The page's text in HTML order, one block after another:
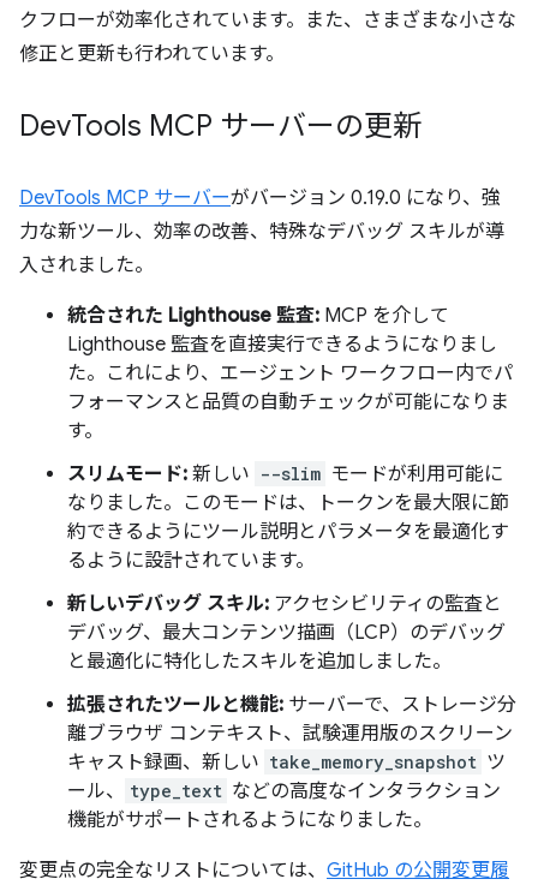
クフローが効率化されています。また、さまざまな小さな
修正と更新も行われています。
DevTools MCP サーバーの更新
DevTools MCP サーバーがバージョン 0.19.0 になり、強
力な新ツール、効率の改善、特殊なデバッグ スキルが導
入されました。
統合された Lighthouse 監査: MCP を介して
Lighthouse 監査を直接実行できるようになりまし
た。これにより、エージェント ワークフロー内でパ
フォーマンスと品質の自動チェックが可能になりま
す。
スリムモード: 新しい --slim モードが利用可能に
なりました。このモードは、トークンを最大限に節
約できるようにツール説明とパラメータを最適化す
るように設計されています。
新しいデバッグ スキル: アクセシビリティの監査と
デバッグ、最大コンテンツ描画（LCP）のデバッグ
と最適化に特化したスキルを追加しました。
拡張されたツールと機能: サーバーで、ストレージ分
離ブラウザ コンテキスト、試験運用版のスクリーン
キャスト録画、新しい take_memory_snapshot ツ
ール、
type_text などの高度なインタラクション
機能がサポートされるようになりました。
変更点の完全なリストについては、 GitHub の公開変更履